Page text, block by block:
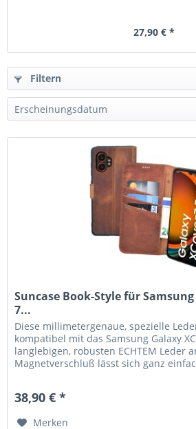
27,90 € *
Filtern
Suncase Book-Style für
7...
Diese millimetergenaue, spezielle
kompatibel mit das Samsung Galaxy
langlebigen, robusten ECHTEM Leder
Magnetverschluß lässt sich ganz
38,90 € *
Merken